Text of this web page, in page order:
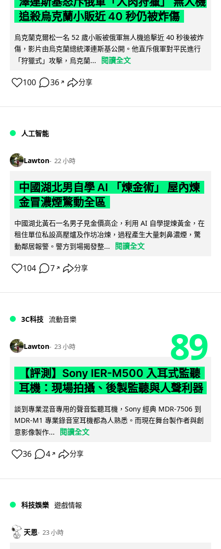
追殺烏克蘭小販近 40 秒仍被炸傷
烏克蘭克爾松一名 52 歲小販被俄軍無人機追擊近 40 秒後被炸
傷，影片由烏克蘭總統澤連斯基公開。他直斥俄軍對平民進行
「狩獵式」攻擊，烏克蘭...
閱讀全文
100 36 ↗ 分享
人工智能
Lawton 22 小時
中國湖北男自學 AI 「煉金術」 屋內煉
金冒濃煙驚動全區
中國湖北黃石一名男子見金價高企，利用 AI 自學提煉黃金，在
租住單位私設高壓爐及作坊冶煉，過程產生大量刺鼻濃煙，驚
動鄰居報警。警方到場揭發整...
閱讀全文
104 7 ↗ 分享
3C科技 流動音樂
Lawton 23 小時 89
【評測】Sony IER-M500 入耳式監聽
耳機：現場拍攝、後製監聽與人聲利器
談到專業混音專用的聲音監聽耳機，Sony 經典 MDR-7506 到
MDR-M1 專業錄音室耳機都為人熟悉。而現在舞台製作者與創
意影像製作...
閱讀全文
36 4 ↗ 分享
科技娛樂 遊戲情報
天恩 23 小時